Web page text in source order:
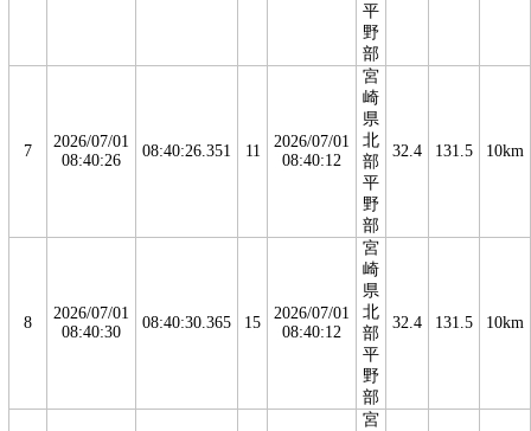
平
野
部
7
2026/07/01
08:40:26
08:40:26.351 11
2026/07/01
08:40:12
宮
崎
県
北
部
平
野
部
32.4 131.5 10km
8
2026/07/01
08:40:30
08:40:30.365 15
2026/07/01
08:40:12
宮
崎
県
北
部
平
野
部
32.4 131.5 10km
宮